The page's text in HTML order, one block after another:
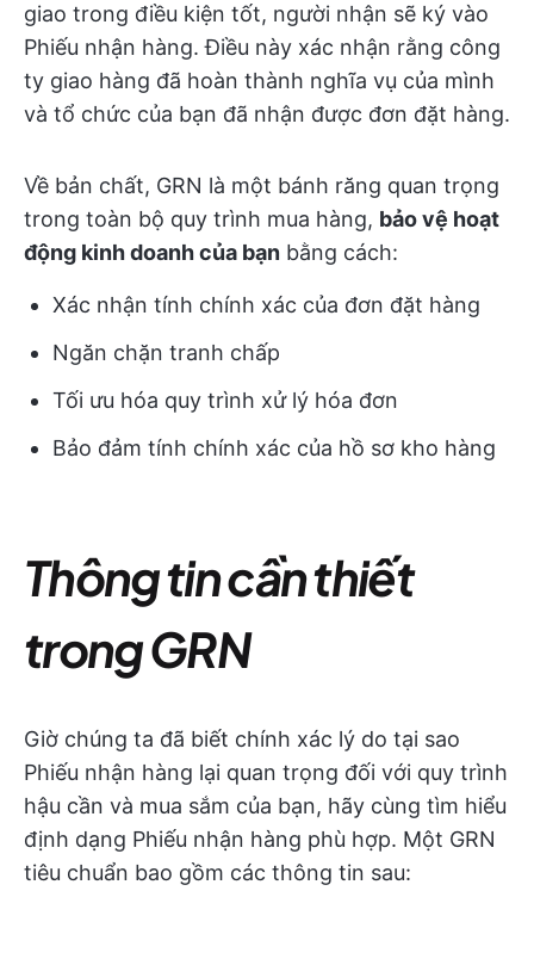
giao trong điều kiện tốt, người nhận sẽ ký vào
Phiếu nhận hàng. Điều này xác nhận rằng công
ty giao hàng đã hoàn thành nghĩa vụ của mình
và tổ chức của bạn đã nhận được đơn đặt hàng.
Về bản chất, GRN là một bánh răng quan trọng
trong toàn bộ quy trình mua hàng, bảo vệ hoạt
động kinh doanh của bạn bằng cách:
Xác nhận tính chính xác của đơn đặt hàng
Ngăn chặn tranh chấp
Tối ưu hóa quy trình xử lý hóa đơn
Bảo đảm tính chính xác của hồ sơ kho hàng
Thông tin cần thiết
trong GRN
Giờ chúng ta đã biết chính xác lý do tại sao
Phiếu nhận hàng lại quan trọng đối với quy trình
hậu cần và mua sắm của bạn, hãy cùng tìm hiểu
định dạng Phiếu nhận hàng phù hợp. Một GRN
tiêu chuẩn bao gồm các thông tin sau: